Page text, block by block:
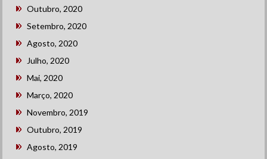
Outubro, 2020
Setembro, 2020
Agosto, 2020
Julho, 2020
Mai, 2020
Março, 2020
Novembro, 2019
Outubro, 2019
Agosto, 2019